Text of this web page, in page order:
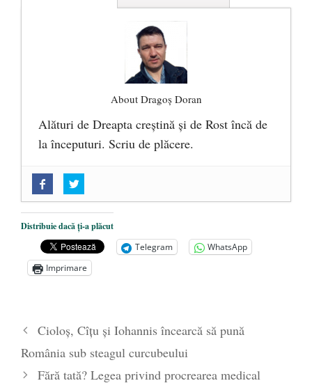
About Dragoș Doran
Alături de Dreapta creștină și de Rost încă de
la începuturi. Scriu de plăcere.
„Acum nu e momentul”
O nouă autostradă distruge pădurea
amazoniană, pentru summitul climatic
COP30 - 14 martie 2025
Alegeri controlate
Distribuie dacă ți-a plăcut
Telegram
WhatsApp
Imprimare
Cioloș, Cîțu și Iohannis încearcă să pună
România sub steagul curcubeului
Fără tată? Legea privind procrearea medical